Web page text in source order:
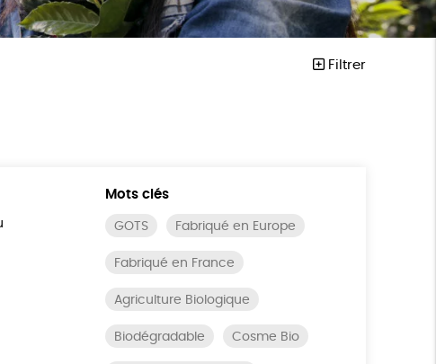
Filtrer
Mots clés
GOTS Fabriqué en Europe
Fabriqué en France
Agriculture Biologique
Biodégradable Cosme Bio